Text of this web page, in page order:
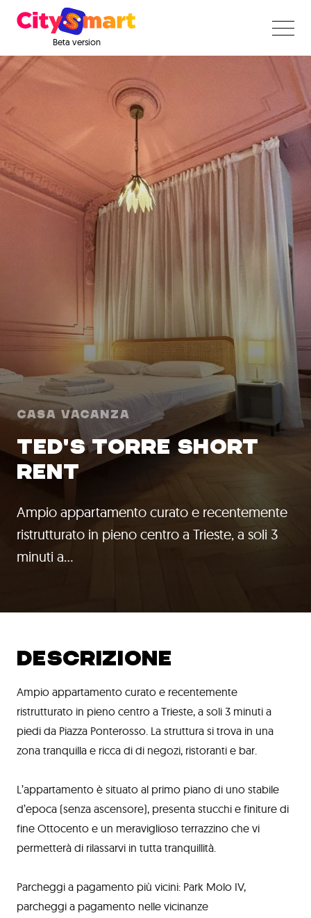
Beta version
Casa Vacanza
TED'S TORRE SHORT
RENT
Ampio appartamento curato e recentemente
ristrutturato in pieno centro a Trieste, a soli 3
minuti a…
DESCRIZIONE
Ampio appartamento curato e recentemente
ristrutturato in pieno centro a Trieste, a soli 3 minuti a
piedi da Piazza Ponterosso. La struttura si trova in una
zona tranquilla e ricca di di negozi, ristoranti e bar.
L’appartamento è situato al primo piano di uno stabile
d’epoca (senza ascensore), presenta stucchi e finiture di
fine Ottocento e un meraviglioso terrazzino che vi
permetterà di rilassarvi in tutta tranquillità.
Parcheggi a pagamento più vicini: Park Molo IV,
parcheggi a pagamento nelle vicinanze